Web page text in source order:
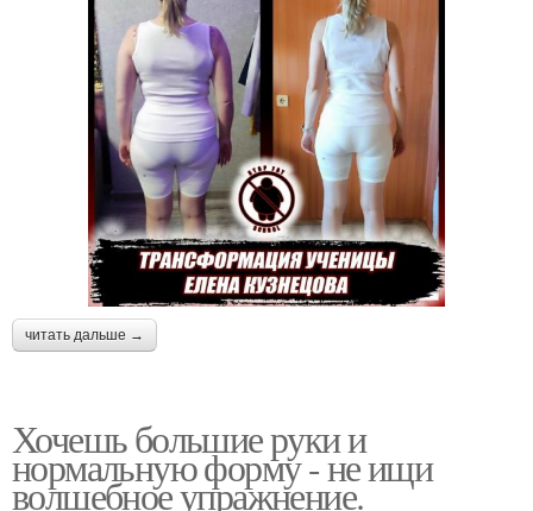
читать дальше →
Хочешь большие руки и
нормальную форму - не ищи
волшебное упражнение.